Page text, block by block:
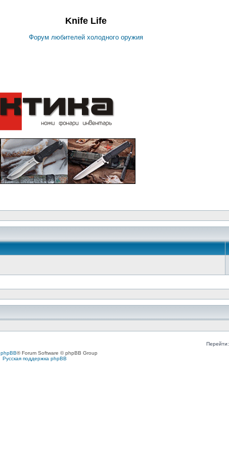
Knife Life
Форум любителей холодного оружия
Перейти:
phpBB® Forum Software © phpBB Group
Русская поддержка phpBB